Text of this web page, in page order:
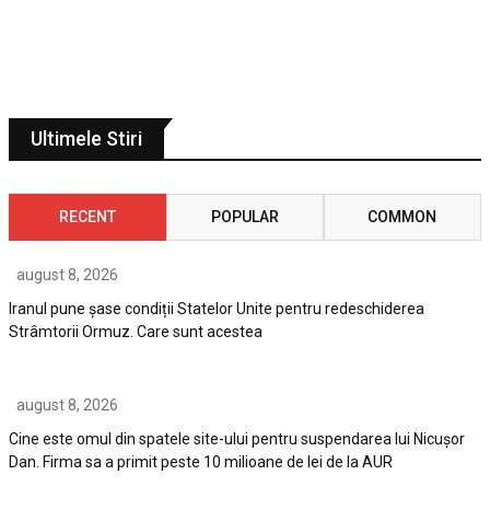
Ultimele Stiri
RECENT POPULAR COMMON
august 8, 2026
Iranul pune șase condiții Statelor Unite pentru redeschiderea
Strâmtorii Ormuz. Care sunt acestea
august 8, 2026
Cine este omul din spatele site-ului pentru suspendarea lui Nicuşor
Dan. Firma sa a primit peste 10 milioane de lei de la AUR